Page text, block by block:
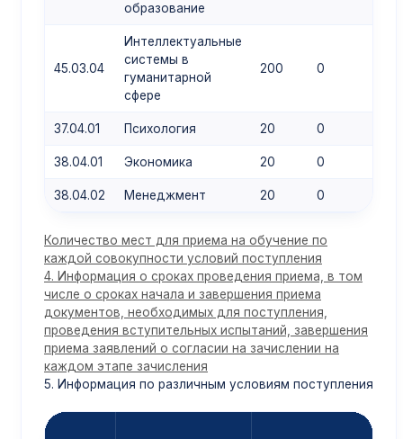
образование
45.03.04
Интеллектуальные
системы в
гуманитарной
сфере
200 0
37.04.01 Психология 20 0
38.04.01 Экономика 20 0
38.04.02 Менеджмент 20 0
Количество мест для приема на обучение по
каждой совокупности условий поступления
4. Информация о сроках проведения приема, в том
числе о сроках начала и завершения приема
документов, необходимых для поступления,
проведения вступительных испытаний, завершения
приема заявлений о согласии на зачислении на
каждом этапе зачисления
5. Информация по различным условиям поступления